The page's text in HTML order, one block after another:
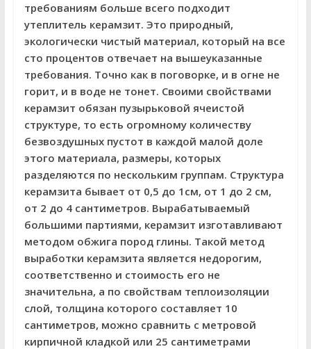
требованиям больше всего подходит
утеплитель керамзит. Это природный,
экологически чистый материал, который на все
сто процентов отвечает на вышеуказанные
требования. Точно как в поговорке, и в огне не
горит, и в воде не тонет. Своими свойствами
керамзит обязан пузырьковой ячеистой
структуре, то есть огромному количеству
безвоздушных пустот в каждой малой доле
этого материала, размеры, которых
разделяются по нескольким группам. Структура
керамзита бывает от 0,5 до 1см, от 1 до 2 см,
от 2 до 4 сантиметров. Вырабатываемый
большими партиями, керамзит изготавливают
методом обжига пород глины. Такой метод
выработки керамзита является недорогим,
соответственно и стоимость его не
значительна, а по свойствам теплоизоляции
слой, толщина которого составляет 10
сантиметров, можно сравнить с метровой
кирпичной кладкой или 25 сантиметрами